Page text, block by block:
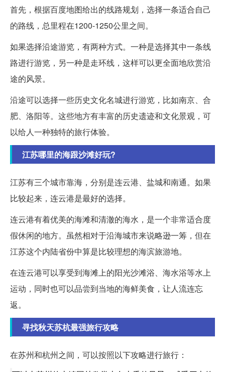
首先，根据百度地图给出的线路规划，选择一条适合自己
的路线，总里程在1200-1250公里之间。
如果选择沿途游览，有两种方式。一种是选择其中一条线
路进行游览，另一种是走环线，这样可以更全面地欣赏沿
途的风景。
沿途可以选择一些历史文化名城进行游览，比如南京、合
肥、洛阳等。这些地方有丰富的历史遗迹和文化景观，可
以给人一种独特的旅行体验。
江苏哪里的海跟沙滩好玩?
江苏有三个城市靠海，分别是连云港、盐城和南通。如果
比较起来，连云港是最好的选择。
连云港有着优美的海滩和清澈的海水，是一个非常适合度
假休闲的地方。虽然相对于沿海城市来说略逊一筹，但在
江苏这个内陆省份中算是比较理想的海滨旅游地。
在连云港可以享受到海滩上的阳光沙滩浴、海水浴等水上
运动，同时也可以品尝到当地的海鲜美食，让人流连忘
返。
寻找秋天苏杭最强旅行攻略
在苏州和杭州之间，可以按照以下攻略进行旅行：